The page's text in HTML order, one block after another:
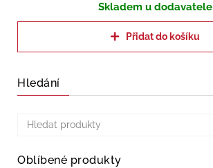
Skladem u dodavatele
Přidat do košíku
Hledání
Oblíbené produkty